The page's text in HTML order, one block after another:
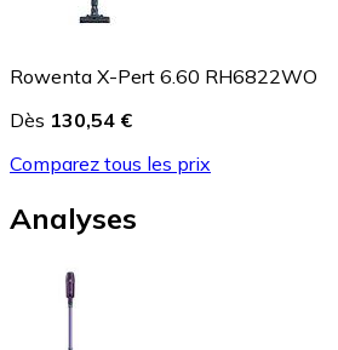
Rowenta X-Pert 6.60 RH6822WO
Dès 130,54 €
Comparez tous les prix
Analyses